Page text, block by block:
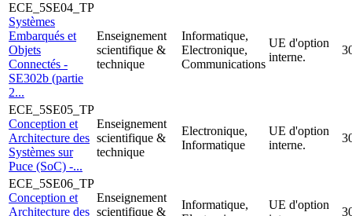
ECE_5SE04_TP
Systèmes
Embarqués et
Objets
Connectés -
SE302b (partie
2...
Enseignement
scientifique &
technique
Informatique,
Electronique,
Communications
UE d'option
interne.
ECE_5SE05_TP
Conception et
Architecture des
Systèmes sur
Puce (SoC) -...
Enseignement
scientifique &
technique
Electronique,
Informatique
UE d'option
interne.
ECE_5SE06_TP
Conception et
Architecture des
Enseignement
scientifique &
Informatique,
UE d'option